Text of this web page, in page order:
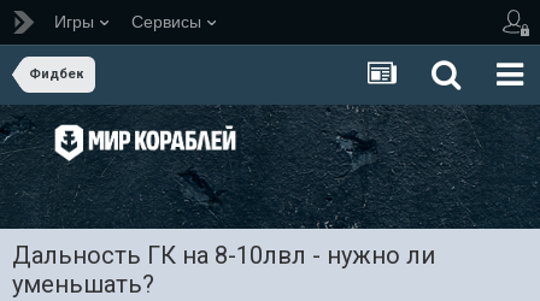
Игры Сервисы
Фидбек
Дальность ГК на 8-10лвл - нужно ли
уменьшать?